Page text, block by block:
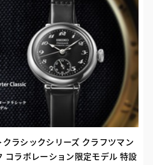
ラシックシリーズ クラフツマン
コラボレーション限定モデル 特設